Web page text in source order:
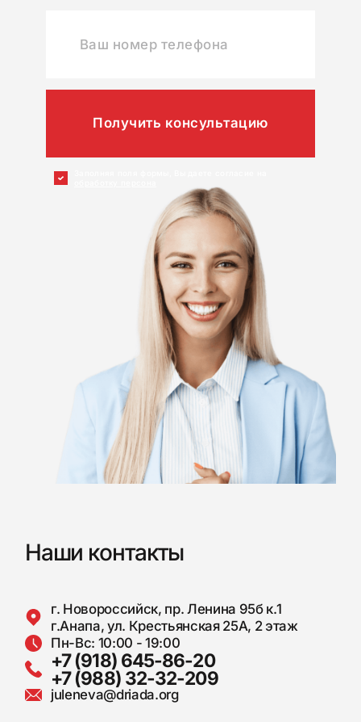
Получить консультацию
Наши контакты
г. Новороссийск, пр. Ленина 95б к.1
г.Анапа, ул. Крестьянская 25А, 2 этаж
Пн-Вс: 10:00 - 19:00
+7 (918) 645-86-20
+7 (988) 32-32-209
juleneva@driada.org